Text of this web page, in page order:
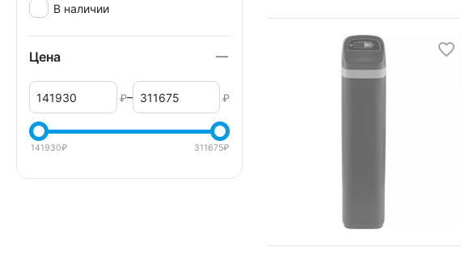
В наличии
Цена
₽– ₽
141930₽ 311675₽